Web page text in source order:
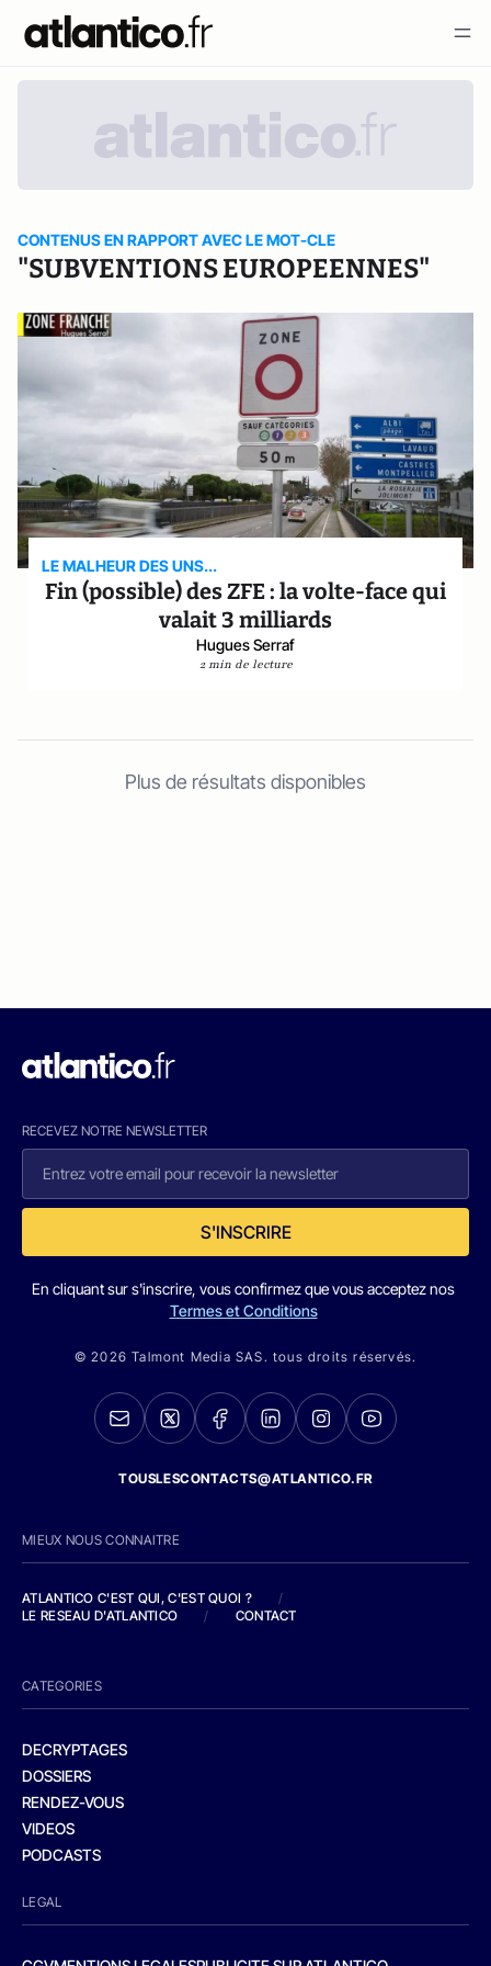
CONTENUS EN RAPPORT AVEC LE MOT-CLE
"SUBVENTIONS EUROPEENNES"
LE MALHEUR DES UNS...
Fin (possible) des ZFE : la volte-face qui
valait 3 milliards
Hugues Serraf
2 min de lecture
Plus de résultats disponibles
RECEVEZ NOTRE NEWSLETTER
S'INSCRIRE
En cliquant sur s'inscrire, vous confirmez que vous acceptez nos
Termes et Conditions
© 2026 Talmont Media SAS. tous droits réservés.
TOUSLESCONTACTS@ATLANTICO.FR
MIEUX NOUS CONNAITRE
ATLANTICO C'EST QUI, C'EST QUOI ?
/
LE RESEAU D'ATLANTICO
/ CONTACT
CATEGORIES
DECRYPTAGES
DOSSIERS
RENDEZ-VOUS
VIDEOS
PODCASTS
LEGAL